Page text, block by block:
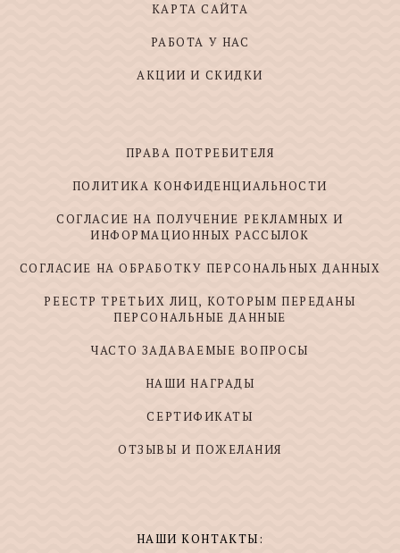
КАРТА САЙТА
РАБОТА У НАС
АКЦИИ И СКИДКИ
ПРАВА ПОТРЕБИТЕЛЯ
ПОЛИТИКА КОНФИДЕНЦИАЛЬНОСТИ
СОГЛАСИЕ НА ПОЛУЧЕНИЕ РЕКЛАМНЫХ И
ИНФОРМАЦИОННЫХ РАССЫЛОК
СОГЛАСИЕ НА ОБРАБОТКУ ПЕРСОНАЛЬНЫХ ДАННЫХ
РЕЕСТР ТРЕТЬИХ ЛИЦ, КОТОРЫМ ПЕРЕДАНЫ
ПЕРСОНАЛЬНЫЕ ДАННЫЕ
ЧАСТО ЗАДАВАЕМЫЕ ВОПРОСЫ
НАШИ НАГРАДЫ
СЕРТИФИКАТЫ
ОТЗЫВЫ И ПОЖЕЛАНИЯ
НАШИ КОНТАКТЫ: